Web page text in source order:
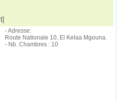
- Adresse:
Route Nationale 10, El Kelaa Mgouna.
- Nb. Chambres : 10